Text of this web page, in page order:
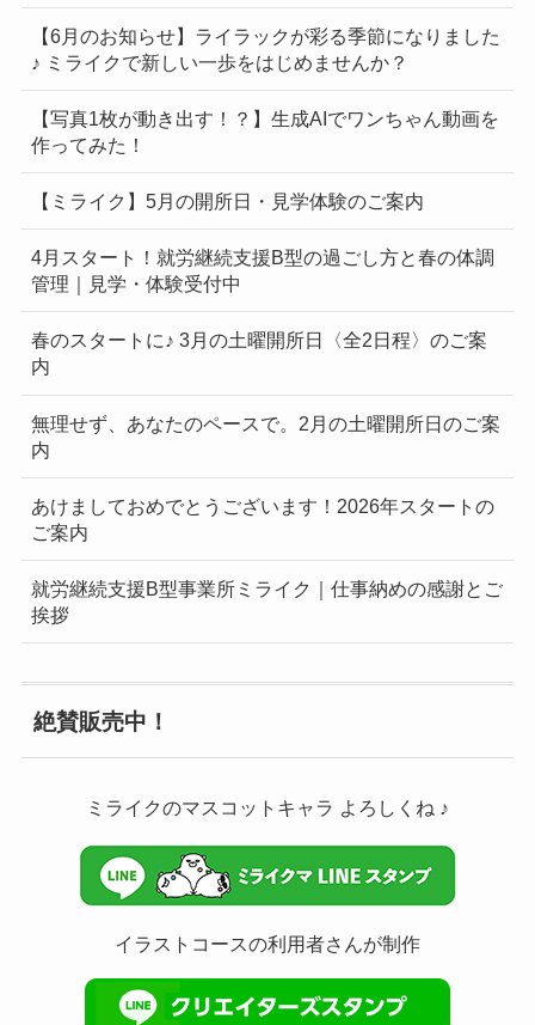
【6月のお知らせ】ライラックが彩る季節になりました
♪ ミライクで新しい一歩をはじめませんか？
【写真1枚が動き出す！？】生成AIでワンちゃん動画を
作ってみた！
【ミライク】5月の開所日・見学体験のご案内
4月スタート！就労継続支援B型の過ごし方と春の体調
管理｜見学・体験受付中
春のスタートに♪ 3月の土曜開所日〈全2日程〉のご案
内
無理せず、あなたのペースで。2月の土曜開所日のご案
内
あけましておめでとうございます！2026年スタートの
ご案内
就労継続支援B型事業所ミライク｜仕事納めの感謝とご
挨拶
絶賛販売中！
ミライクのマスコットキャラ よろしくね ♪
イラストコースの利用者さんが制作